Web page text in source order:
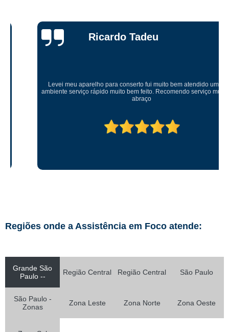
Ricardo Tadeu
Levei meu aparelho para conserto fui muito bem atendido um ótimo
ambiente serviço rápido muito bem feito. Recomendo serviço muito bom
Regiões onde a Assistência em Foco atende:
Grande São
Paulo --
Região Central Região Central São Paulo
São Paulo -
Zonas
Zona Leste Zona Norte Zona Oeste